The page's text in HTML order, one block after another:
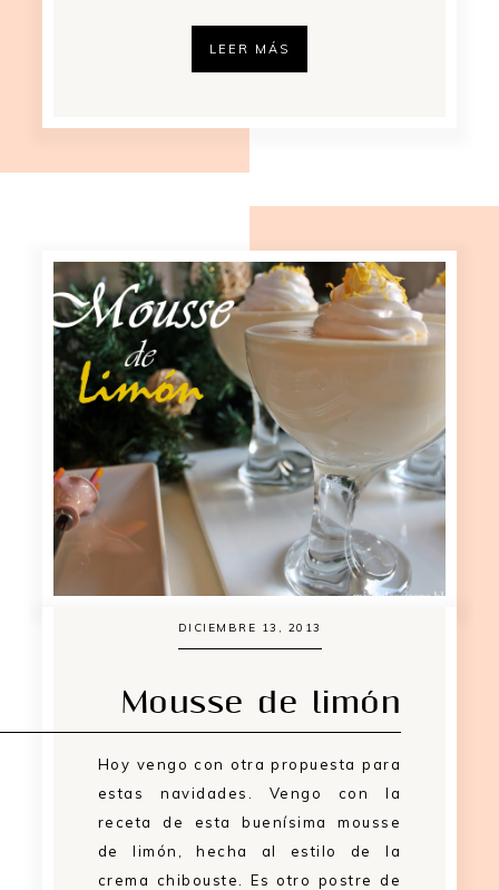
LEER MÁS
DICIEMBRE 13, 2013
Mousse de limón
Hoy vengo con otra propuesta para
estas navidades. Vengo con la
receta de esta buenísima mousse
de limón, hecha al estilo de la
crema chibouste. Es otro postre de